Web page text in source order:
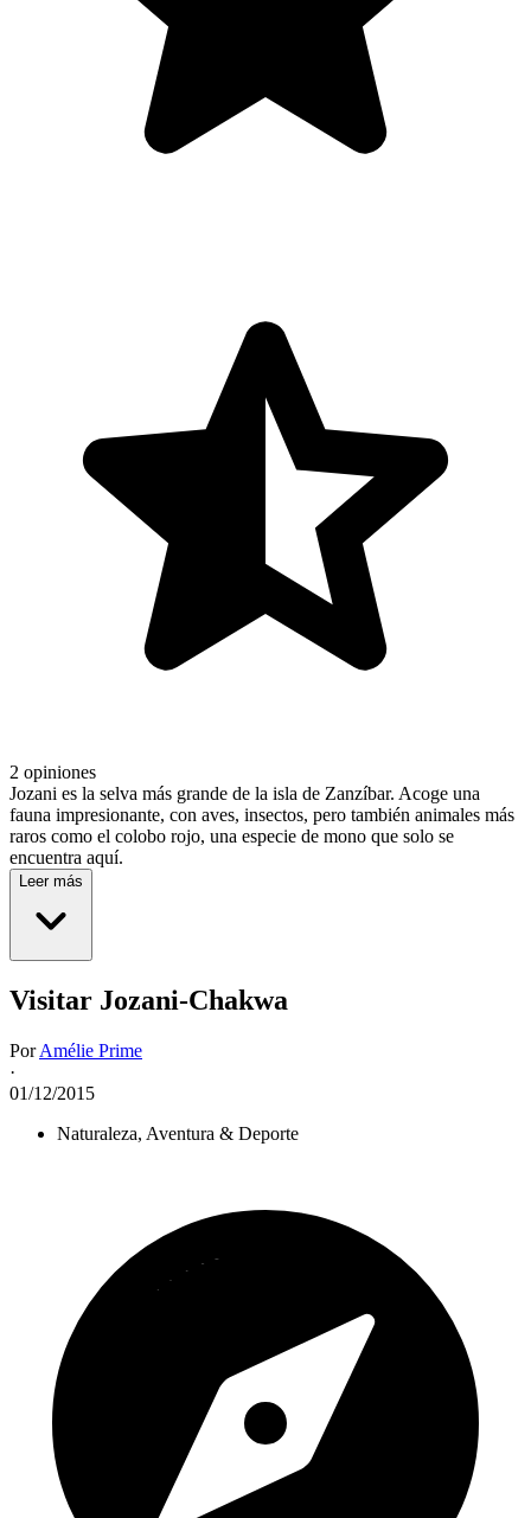
2 opiniones
Jozani es la selva más grande de la isla de Zanzíbar. Acoge una
fauna impresionante, con aves, insectos, pero también animales más
raros como el colobo rojo, una especie de mono que solo se
encuentra aquí.
Leer más
Visitar Jozani-Chakwa
PorAmélie Prime
·
01/12/2015
Naturaleza, Aventura & Deporte